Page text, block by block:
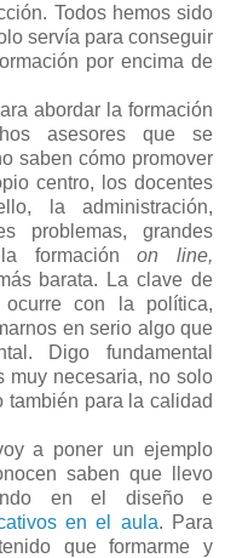
Todos hemos sido
servía para conseguir
por encima de
abordar la formación
asesores que se
saben cómo promover
centro, los docentes
la administración,
problemas, grandes
la formaciónon line,
barata. La clave de
con la política,
en serio algo que
Digo fundamental
muy necesaria, no solo
también para la calidad
a poner un ejemplo
saben que llevo
en el diseño e
en el aula. Para
que formarme y